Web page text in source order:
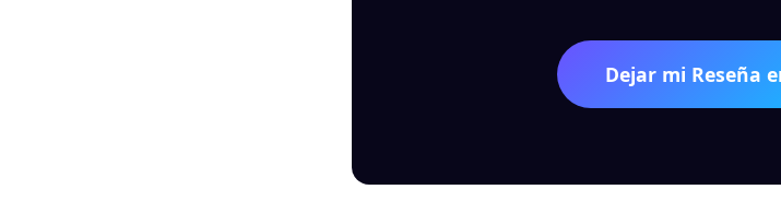
Dejar mi Reseña